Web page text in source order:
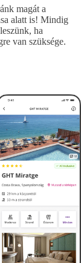
magát a
alatt is! Mindig
ha
van szüksége.